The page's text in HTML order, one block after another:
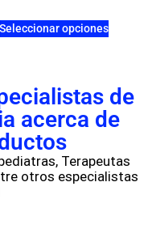
Seleccionar opciones
de
acerca de
Terapeutas
otros especialistas